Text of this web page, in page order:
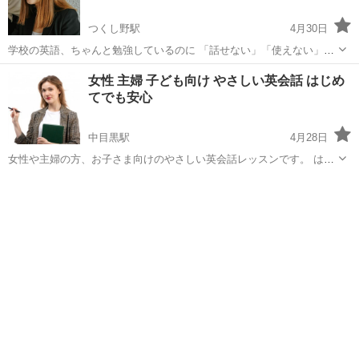
つくし野駅
4月30日
学校の英語、ちゃんと勉強しているのに 「話せない」「使えない」と
感じたことはありませんか？ 本レッスンでは、学校英語の“その先”を
目指し、 実際に使える英語力を身につけていきます。 ただ文法や単語
を覚えるだけ...
つくし野駅 英会話 ネイティブ
女性 主婦 子ども向け やさしい英会話 はじめ
てでも安心
中目黒駅
4月28日
女性や主婦の方、お子さま向けのやさしい英会話レッスンです。 はじ